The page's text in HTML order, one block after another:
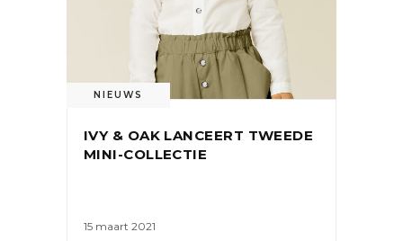
NIEUWS
IVY & OAK LANCEERT TWEEDE
MINI-COLLECTIE
15 maart 2021